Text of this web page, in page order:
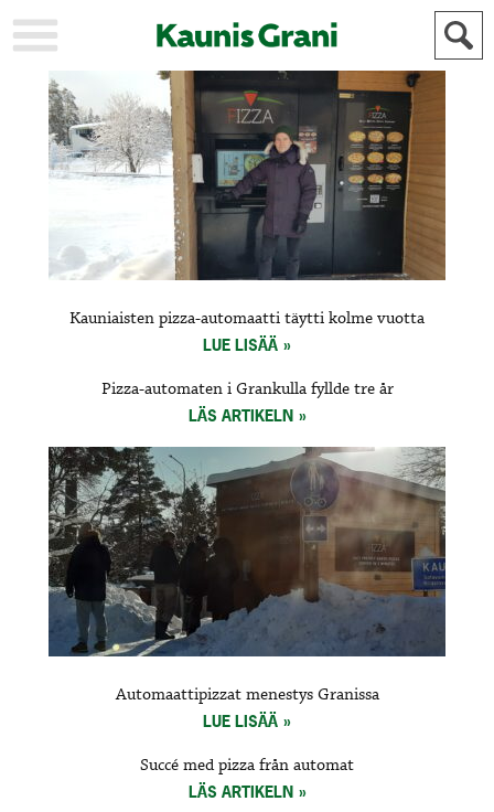
KAUPUNKI
STADEN
AJANKOHTAISTA
AKTUELLT
URHEILU
IDROTT
KULTUR
HISTORIA
YLEINEN
ALLMÄN
MAINOSTAJILLE
ANNONSÖRER
Kauniaisten pizza-automaatti täytti kolme vuotta
LUE LISÄÄ
Pizza-automaten i Grankulla fyllde tre år
LÄS ARTIKELN
Automaattipizzat menestys Granissa
LUE LISÄÄ
Succé med pizza från automat
LÄS ARTIKELN